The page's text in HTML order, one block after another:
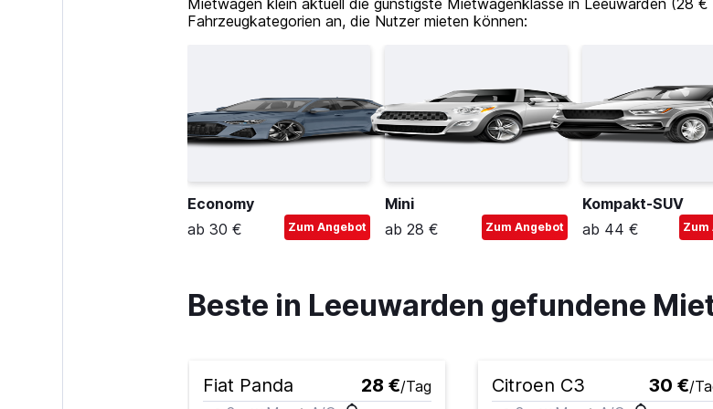
Mietwagen klein aktuell die günstigste Mietwagenklasse in Leeuwarden (28
Fahrzeugkategorien an, die Nutzer mieten können:
Economy
ab 30 €
Zum Angebot
Mini
ab 28 €
Zum Angebot
Kompakt-SUV
ab 44 €
Zum
Beste in Leeuwarden gefundene
Fiat Panda 28 €/Tag
Citroen C3 30 €/